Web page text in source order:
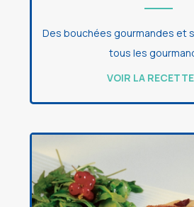
Des bouchées gourmandes et
tous les
VOIR LA RECETTE